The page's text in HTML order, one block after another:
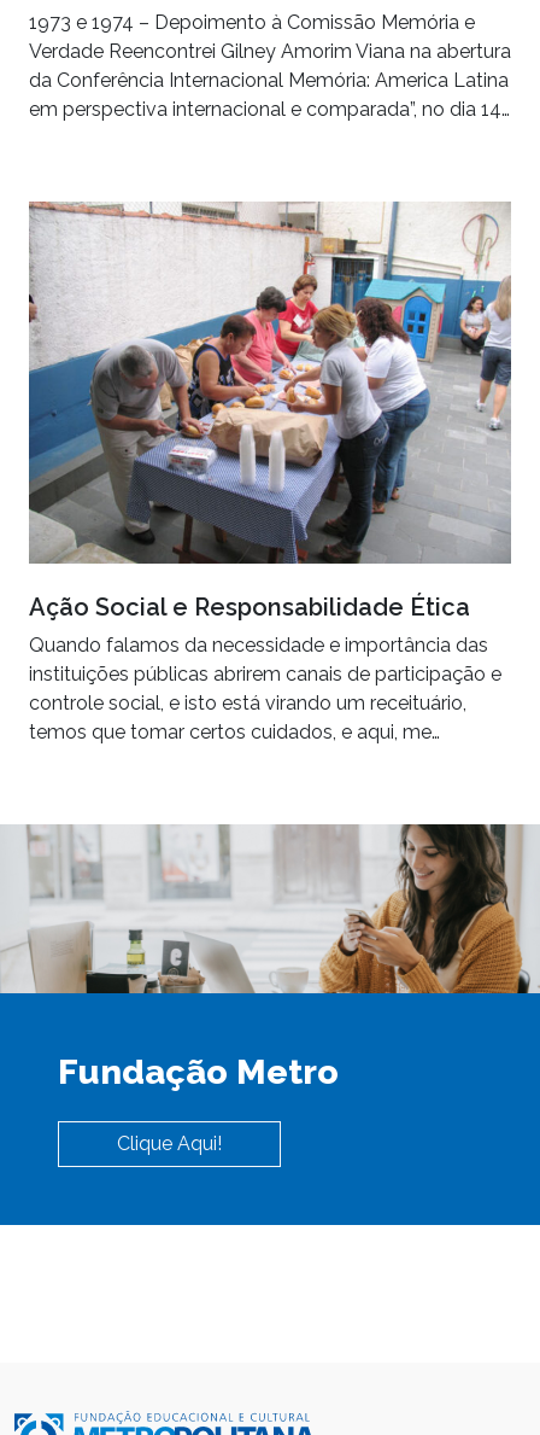
1973 e 1974 – Depoimento à Comissão Memória e
Verdade Reencontrei Gilney Amorim Viana na abertura
da Conferência Internacional Memória: America Latina
em perspectiva internacional e comparada”, no dia 14…
Ação Social e Responsabilidade Ética
Quando falamos da necessidade e importância das
instituições públicas abrirem canais de participação e
controle social, e isto está virando um receituário,
temos que tomar certos cuidados, e aqui, me…
Fundação Metro
Clique Aqui!